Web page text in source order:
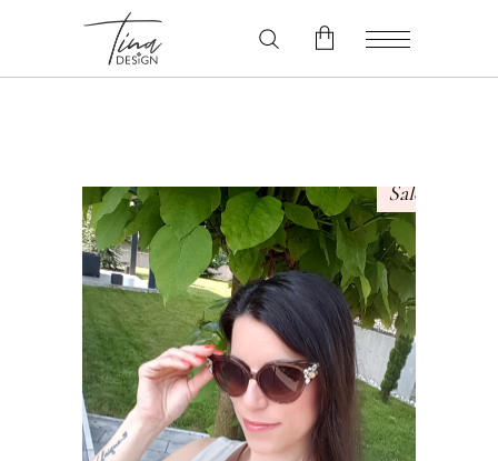
Sale